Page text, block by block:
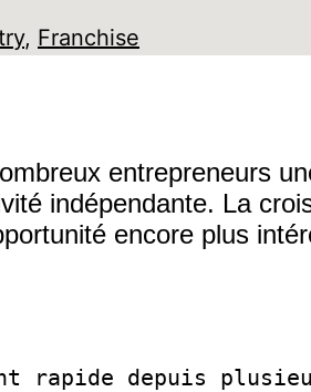
, Franchise
entrepreneurs
indépendante. La
encore plus
rapide depuis